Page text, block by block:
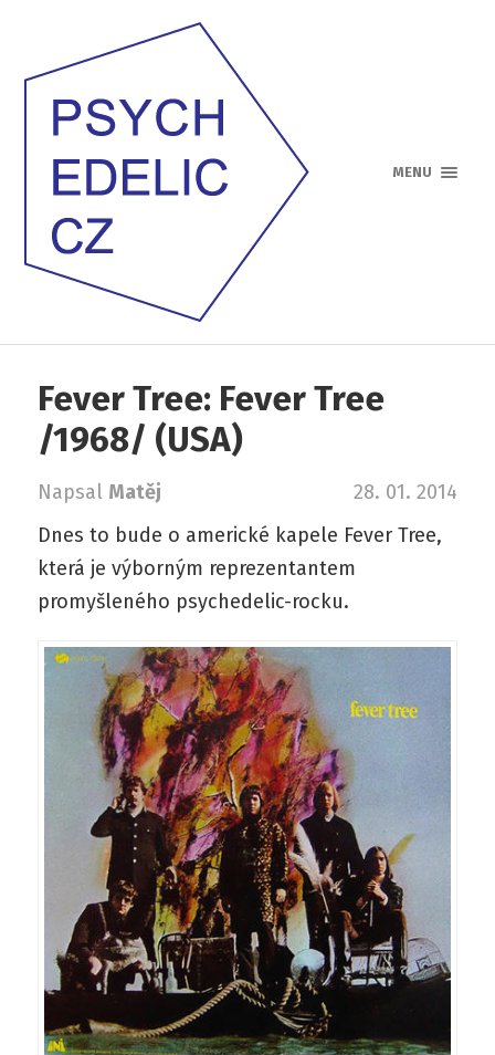
MENU
Fever Tree: Fever Tree
/1968/ (USA)
Napsal Matěj
28. 01. 2014
Dnes to bude o americké kapele Fever Tree,
která je výborným reprezentantem
promyšleného psychedelic-rocku.